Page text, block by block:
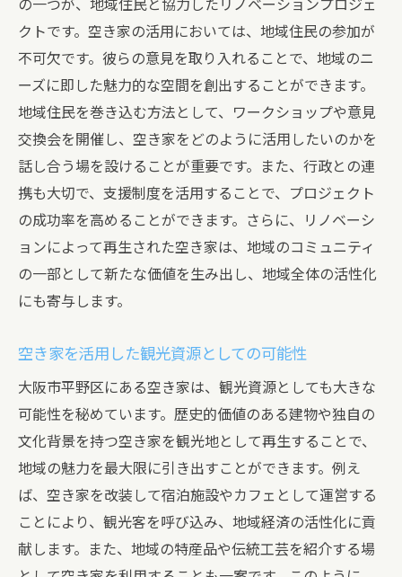
の一つが、地域住民と協力したリノベーションプロジェ
クトです。空き家の活用においては、地域住民の参加が
不可欠です。彼らの意見を取り入れることで、地域のニ
ーズに即した魅力的な空間を創出することができます。
地域住民を巻き込む方法として、ワークショップや意見
交換会を開催し、空き家をどのように活用したいのかを
話し合う場を設けることが重要です。また、行政との連
携も大切で、支援制度を活用することで、プロジェクト
の成功率を高めることができます。さらに、リノベーシ
ョンによって再生された空き家は、地域のコミュニティ
の一部として新たな価値を生み出し、地域全体の活性化
にも寄与します。
空き家を活用した観光資源としての可能性
大阪市平野区にある空き家は、観光資源としても大きな
可能性を秘めています。歴史的価値のある建物や独自の
文化背景を持つ空き家を観光地として再生することで、
地域の魅力を最大限に引き出すことができます。例え
ば、空き家を改装して宿泊施設やカフェとして運営する
ことにより、観光客を呼び込み、地域経済の活性化に貢
献します。また、地域の特産品や伝統工芸を紹介する場